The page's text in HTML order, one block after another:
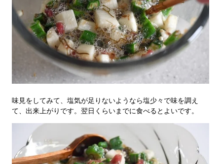
味見をしてみて、塩気が足りないようなら塩少々で味を調え
て、出来上がりです。翌日くらいまでに食べるとよいです。